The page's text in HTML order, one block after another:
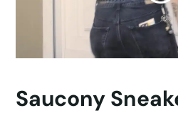
Saucony